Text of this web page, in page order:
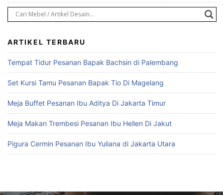
ARTIKEL TERBARU
Tempat Tidur Pesanan Bapak Bachsin di Palembang
Set Kursi Tamu Pesanan Bapak Tio Di Magelang
Meja Buffet Pesanan Ibu Aditya Di Jakarta Timur
Meja Makan Trembesi Pesanan Ibu Hellen Di Jakut
Pigura Cermin Pesanan Ibu Yuliana di Jakarta Utara